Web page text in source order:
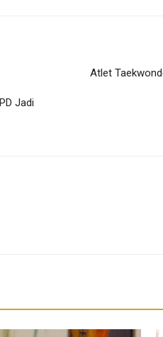
Jadi
Atlet